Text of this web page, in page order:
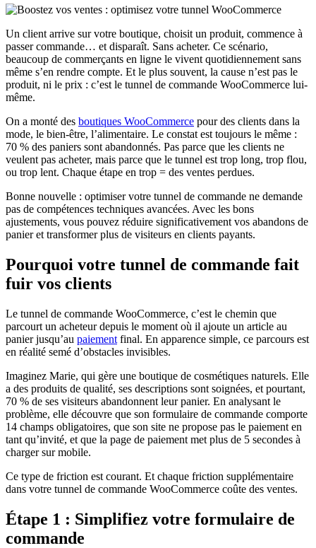
Un client arrive sur votre boutique, choisit un produit, commence à
passer commande… et disparaît. Sans acheter. Ce scénario,
beaucoup de commerçants en ligne le vivent quotidiennement sans
même s’en rendre compte. Et le plus souvent, la cause n’est pas le
produit, ni le prix : c’est le tunnel de commande WooCommerce lui-
même.
On a monté des boutiques WooCommerce pour des clients dans la
mode, le bien-être, l’alimentaire. Le constat est toujours le même :
70 % des paniers sont abandonnés. Pas parce que les clients ne
veulent pas acheter, mais parce que le tunnel est trop long, trop flou,
ou trop lent. Chaque étape en trop = des ventes perdues.
Bonne nouvelle : optimiser votre tunnel de commande ne demande
pas de compétences techniques avancées. Avec les bons
ajustements, vous pouvez réduire significativement vos abandons de
panier et transformer plus de visiteurs en clients payants.
Pourquoi votre tunnel de commande fait
fuir vos clients
Le tunnel de commande WooCommerce, c’est le chemin que
parcourt un acheteur depuis le moment où il ajoute un article au
panier jusqu’au paiement final. En apparence simple, ce parcours est
en réalité semé d’obstacles invisibles.
Imaginez Marie, qui gère une boutique de cosmétiques naturels. Elle
a des produits de qualité, ses descriptions sont soignées, et pourtant,
70 % de ses visiteurs abandonnent leur panier. En analysant le
problème, elle découvre que son formulaire de commande comporte
14 champs obligatoires, que son site ne propose pas le paiement en
tant qu’invité, et que la page de paiement met plus de 5 secondes à
charger sur mobile.
Ce type de friction est courant. Et chaque friction supplémentaire
dans votre tunnel de commande WooCommerce coûte des ventes.
Étape 1 : Simplifiez votre formulaire de
commande